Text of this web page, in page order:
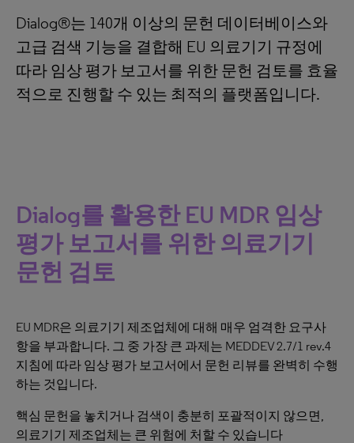
Dialog®는 140개 이상의 문헌 데이터베이스와
고급 검색 기능을 결합해 EU 의료기기 규정에
따라 임상 평가 보고서를 위한 문헌 검토를 효율
적으로 진행할 수 있는 최적의 플랫폼입니다.
Dialog를 활용한 EU MDR 임상
평가 보고서를 위한 의료기기
문헌 검토
EU MDR은 의료기기 제조업체에 대해 매우 엄격한 요구사
항을 부과합니다. 그 중 가장 큰 과제는 MEDDEV 2.7/1 rev.4
지침에 따라 임상 평가 보고서에서 문헌 리뷰를 완벽히 수행
하는 것입니다.
핵심 문헌을 놓치거나 검색이 충분히 포괄적이지 않으면,
의료기기 제조업체는 큰 위험에 처할 수 있습니다